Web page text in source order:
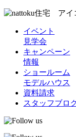
イベント
見学会
キャンペーン
情報
ショールーム
モデルハウス
資料請求
スタッフブロ